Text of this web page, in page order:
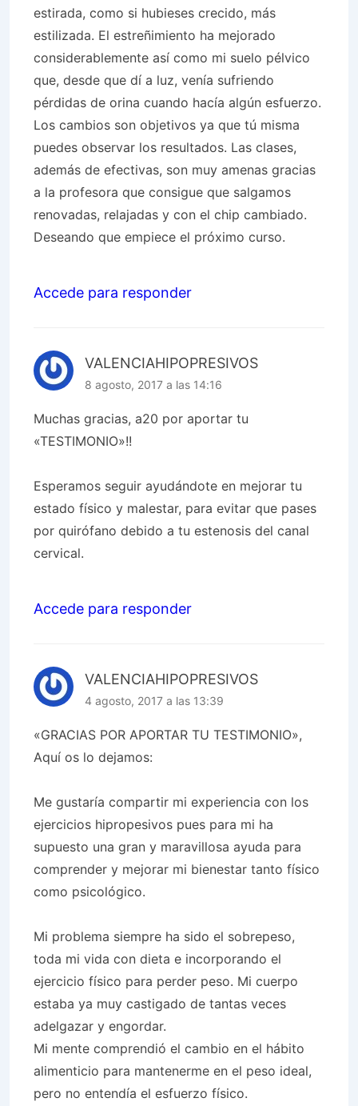
estirada, como si hubieses crecido, más
estilizada. El estreñimiento ha mejorado
considerablemente así como mi suelo pélvico
que, desde que dí a luz, venía sufriendo
pérdidas de orina cuando hacía algún esfuerzo.
Los cambios son objetivos ya que tú misma
puedes observar los resultados. Las clases,
además de efectivas, son muy amenas gracias
a la profesora que consigue que salgamos
renovadas, relajadas y con el chip cambiado.
Deseando que empiece el próximo curso.
Accede para responder
VALENCIAHIPOPRESIVOS
8 agosto, 2017 a las 14:16
Muchas gracias, a20 por aportar tu
«TESTIMONIO»!!
Esperamos seguir ayudándote en mejorar tu
estado físico y malestar, para evitar que pases
por quirófano debido a tu estenosis del canal
cervical.
Accede para responder
VALENCIAHIPOPRESIVOS
4 agosto, 2017 a las 13:39
«GRACIAS POR APORTAR TU TESTIMONIO»,
Aquí os lo dejamos:
Me gustaría compartir mi experiencia con los
ejercicios hipropesivos pues para mi ha
supuesto una gran y maravillosa ayuda para
comprender y mejorar mi bienestar tanto físico
como psicológico.
Mi problema siempre ha sido el sobrepeso,
toda mi vida con dieta e incorporando el
ejercicio físico para perder peso. Mi cuerpo
estaba ya muy castigado de tantas veces
adelgazar y engordar.
Mi mente comprendió el cambio en el hábito
alimenticio para mantenerme en el peso ideal,
pero no entendía el esfuerzo físico.